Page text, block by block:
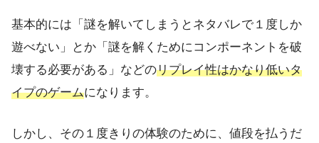
基本的には「謎を解いてしまうとネタバレで１度しか
遊べない」とか「謎を解くためにコンポーネントを破
壊する必要がある」などのリプレイ性はかなり低いタ
イプのゲームになります。
しかし、その１度きりの体験のために、値段を払うだ